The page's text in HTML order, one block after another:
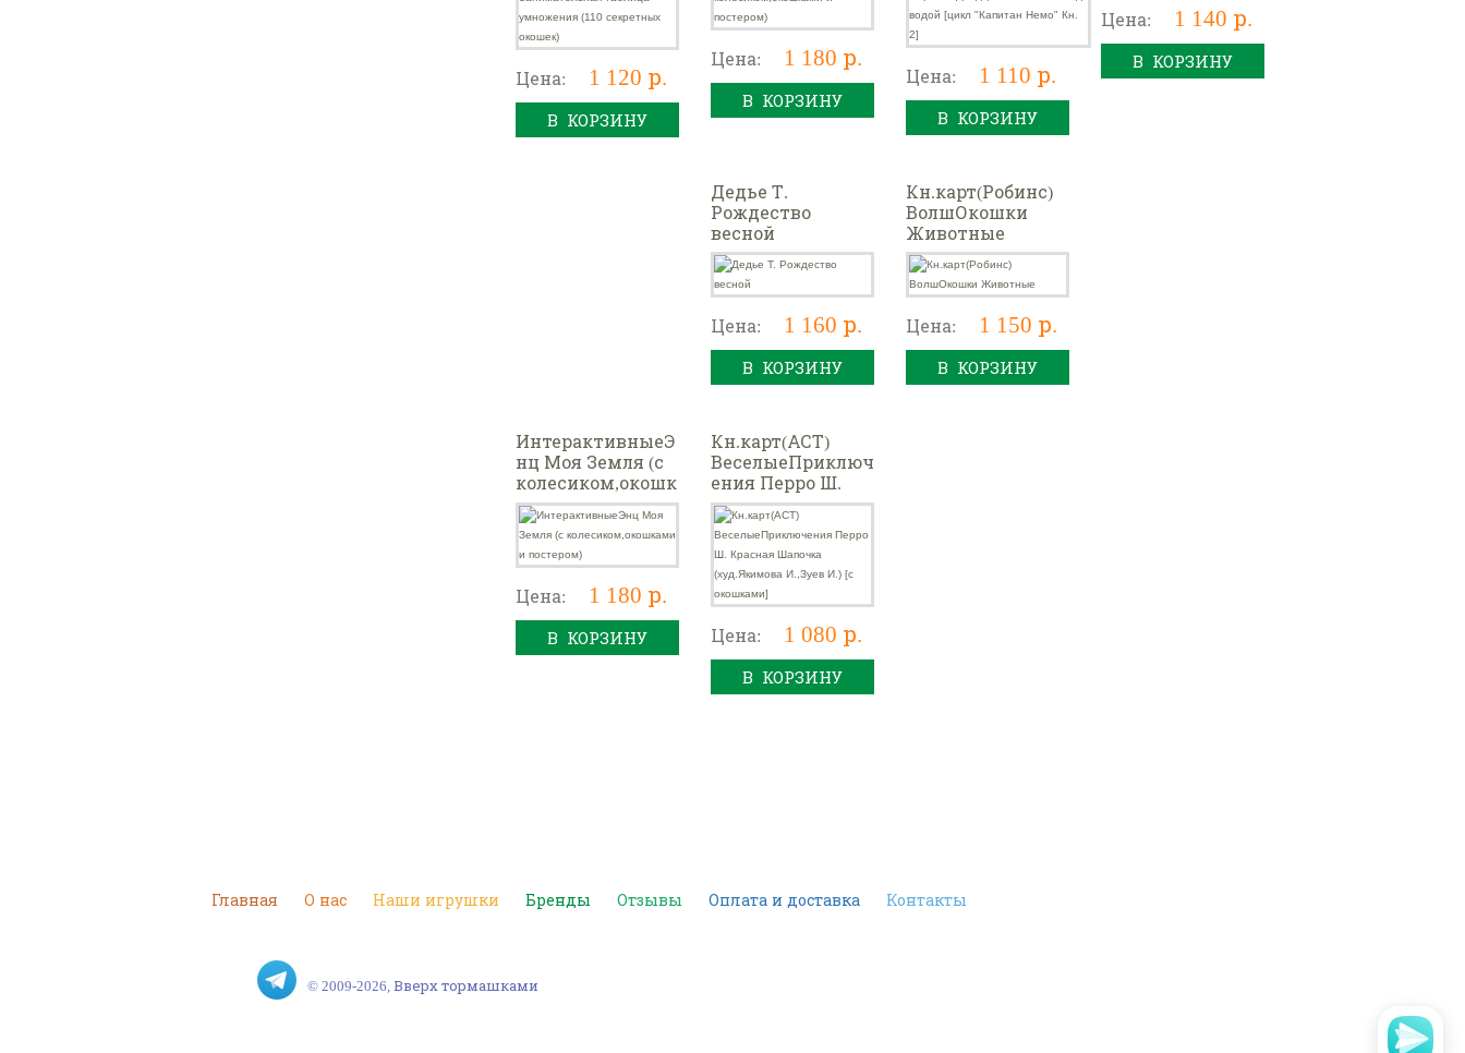
секретных
окошек)
Цена: 1 120 р.
В КОРЗИНУ
Цена: 1 180 р.
В КОРЗИНУ
Немо" Кн. 2]
Цена: 1 110 р.
В КОРЗИНУ
Цена: 1 140 р.
В КОРЗИНУ
Дедье Т.
Рождество
весной
Цена: 1 160 р.
В КОРЗИНУ
Кн.карт(Робинс)
ВолшОкошки
Животные
Цена: 1 150 р.
В КОРЗИНУ
ИнтерактивныеЭ
нц Моя Земля (с
колесиком,окошк
ами и постером)
Цена: 1 180 р.
В КОРЗИНУ
Кн.карт(АСТ)
ВеселыеПриключ
ения Перро Ш.
Красная Шапочка
(худ.Якимова
И.,Зуев И.) [с
окошками]
Цена: 1 080 р.
В КОРЗИНУ
Главная О нас Наши игрушки Бренды Отзывы Оплата и доставка Контакты
© 2009-2026, Вверх тормашками